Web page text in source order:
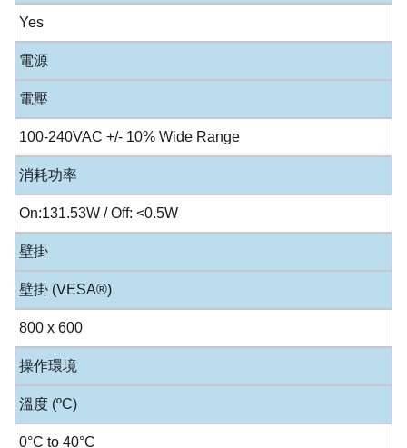
Yes
電源
電壓
100-240VAC +/- 10% Wide Range
消耗功率
On:131.53W / Off: <0.5W
壁掛
壁掛 (VESA®)
800 x 600
操作環境
溫度 (ºC)
0°C to 40°C